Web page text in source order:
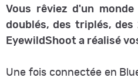
Vous rêviez d'un
doublés, des triplés,
EyewildShoot a réalisé
Une fois connectée en